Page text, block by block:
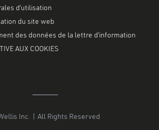
d’utilisation
du site web
des données de la lettre d’information
AUX COOKIES
Inc. | All Rights Reserved